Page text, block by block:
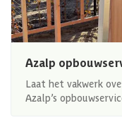
Azalp
Laat het vakwerk
Azalp’s